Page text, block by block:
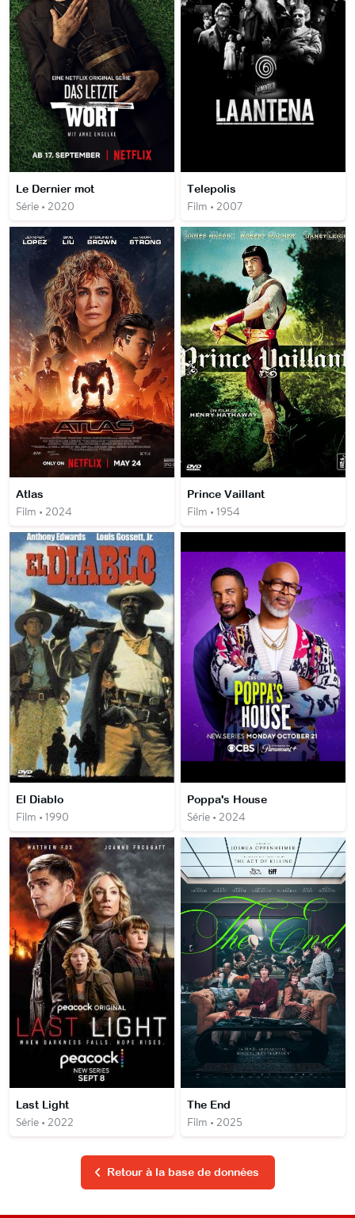
Le Dernier mot
Série • 2020
Telepolis
Film • 2007
Atlas
Film • 2024
Prince Vaillant
Film • 1954
El Diablo
Film • 1990
Poppa's House
Série • 2024
Last Light
Série • 2022
The End
Film • 2025
Retour à la base de données